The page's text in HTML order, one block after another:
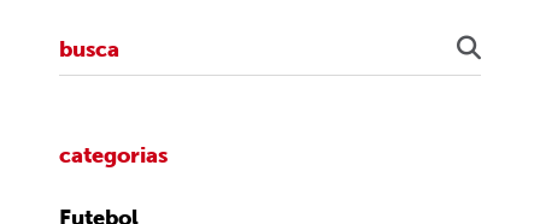
categorias
Futebol